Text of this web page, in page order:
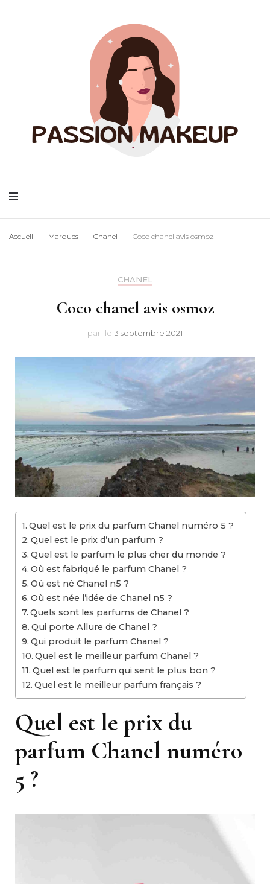
Passion
Accueil Marques Chanel Coco chanel avis osmoz
CHANEL
Coco chanel avis osmoz
par le 3 septembre 2021
Quel est le prix du parfum Chanel numéro 5 ?
Quel est le prix d’un parfum ?
Quel est le parfum le plus cher du monde ?
Où est fabriqué le parfum Chanel ?
Où est né Chanel n5 ?
Où est née l’idée de Chanel n5 ?
Quels sont les parfums de Chanel ?
Qui porte Allure de Chanel ?
Qui produit le parfum Chanel ?
Quel est le meilleur parfum Chanel ?
Quel est le parfum qui sent le plus bon ?
Quel est le meilleur parfum français ?
Quel est le prix du
parfum Chanel numéro
5 ?